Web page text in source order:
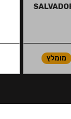
מומלץ